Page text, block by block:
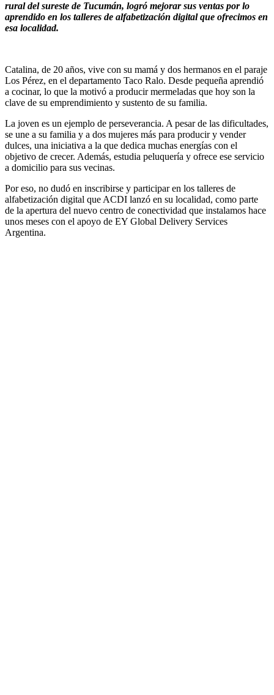
rural del sureste de Tucumán, logró mejorar sus ventas por lo
aprendido en los talleres de alfabetización digital que ofrecimos en
esa localidad.
Catalina, de 20 años, vive con su mamá y dos hermanos en el paraje
Los Pérez, en el departamento Taco Ralo. Desde pequeña aprendió
a cocinar, lo que la motivó a producir mermeladas que hoy son la
clave de su emprendimiento y sustento de su familia.
La joven es un ejemplo de perseverancia. A pesar de las dificultades,
se une a su familia y a dos mujeres más para producir y vender
dulces, una iniciativa a la que dedica muchas energías con el
objetivo de crecer. Además, estudia peluquería y ofrece ese servicio
a domicilio para sus vecinas.
Por eso, no dudó en inscribirse y participar en los talleres de
alfabetización digital que ACDI lanzó en su localidad, como parte
de la apertura del nuevo centro de conectividad que instalamos hace
unos meses con el apoyo de EY Global Delivery Services
Argentina.